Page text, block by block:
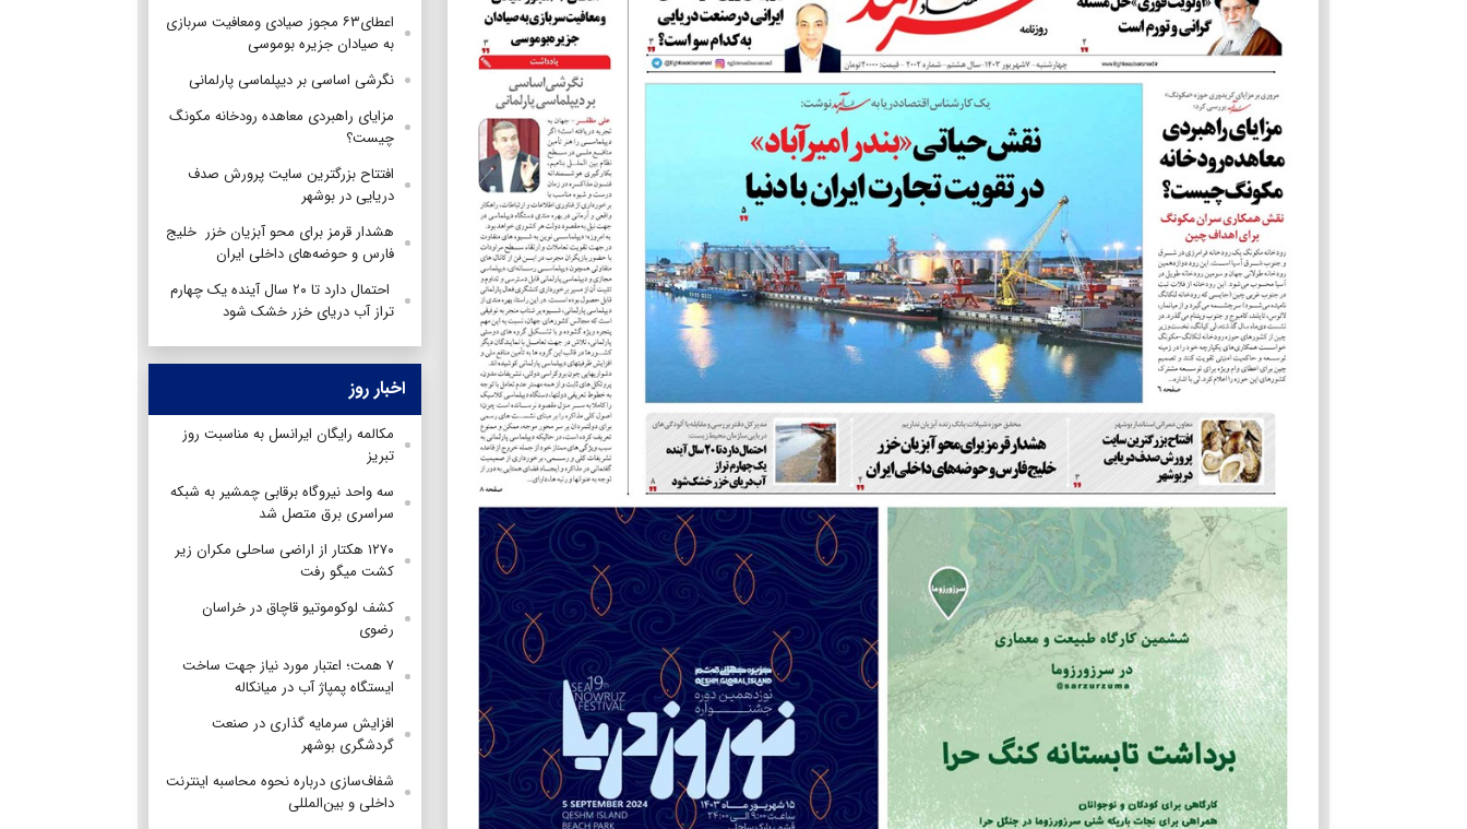
اعطای۶۳ مجوز صیادی ومعافیت سربازی
به صیادان جزیره بوموسی
نگرشی اساسی بر دیپلماسی پارلمانی
مزایای راهبردی معاهده رودخانه مکونگ
چیست؟
افتتاح بزرگترین سایت پرورش صدف
دریایی در بوشهر
هشدار قرمز برای محو آبزیان خزر خلیج
فارس و حوضه‌های داخلی ایران
احتمال دارد تا ۲۰ سال آینده یک چهارم
تراز آب دریای خزر خشک شود
اخبار روز
مکالمه رایگان ایرانسل به مناسبت روز
تبریز
سه واحد نیروگاه برقابی چمشیر به شبکه
سراسری برق متصل شد
۱۲۷۰ هکتار از اراضی ساحلی مکران زیر
کشت میگو رفت
کشف لوکوموتیو قاچاق در خراسان
رضوی
۷ همت؛ اعتبار مورد نیاز جهت ساخت
ایستگاه پمپاژ آب در میانکاله
افزایش سرمایه گذاری در صنعت
گردشگری بوشهر
شفاف‌سازی درباره نحوه محاسبه اینترنت
داخلی و بین‌المللی